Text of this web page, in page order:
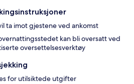
ta imot gjestene ved ankomst
kan bli oversatt ved
oversettelsesverktøy
for utilsiktede utgifter